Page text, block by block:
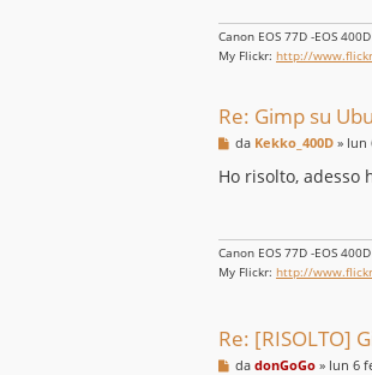
Canon EOS 77D -EOS
My Flickr: http://
Re: Gimp su
M
s
s
g
i
o
da Kekko_400D » lun
Ho risolto, adesso
Canon EOS 77D -EOS
My Flickr: http://
Re: [RISOLTO]
M
da donGoGo » lun 6